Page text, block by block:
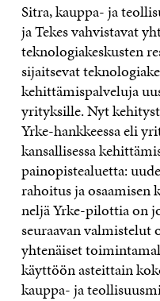
Sitra, kauppa- ja
ja Tekes vahvistavat
teknologiakeskusten
sijaitsevat
kehittämispalveluja
yrityksille. Nyt
Yrke-hankkeessa eli
kansallisessa
painopistealuetta:
rahoitus ja osaamisen
neljä Yrke-pilottia on
seuraavan valmistelut
yhtenäiset
käyttöön asteittain
kauppa- ja